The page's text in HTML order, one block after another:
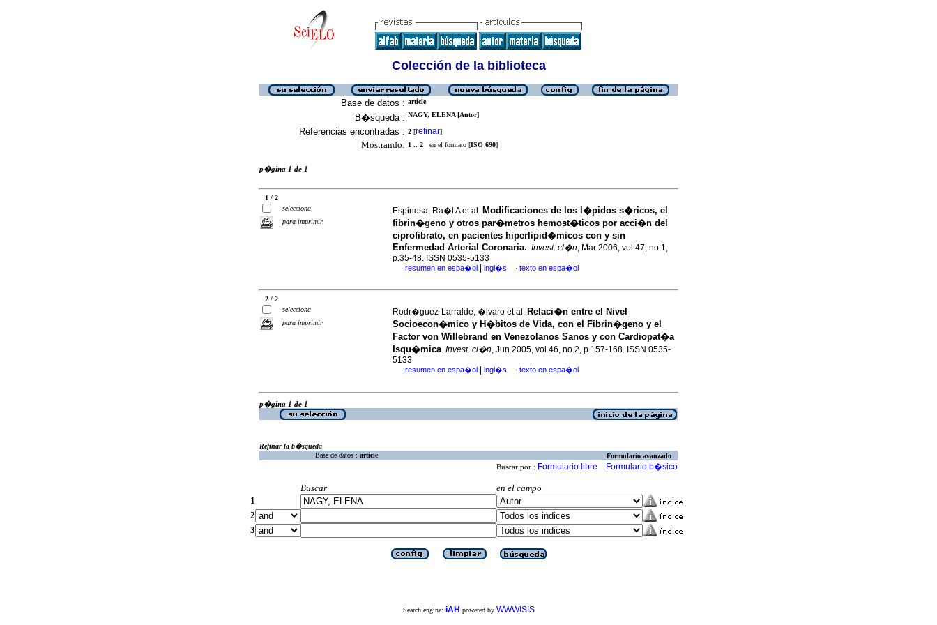
Colección de la biblioteca
Base de datos : article
B�squeda : NAGY, ELENA [Autor]
Referencias encontradas : 2 [refinar]
Mostrando: 1 .. 2 en el formato [ISO 690]
p�gina 1 de 1
1 / 2
selecciona
para imprimir
Espinosa, Ra�l A et al. Modificaciones de los l�pidos s�ricos, el
fibrin�geno y otros par�metros hemost�ticos por acci�n del
ciprofibrato, en pacientes hiperlipid�micos con y sin
Enfermedad Arterial Coronaria.. Invest. cl�n, Mar 2006, vol.47, no.1,
p.35-48. ISSN 0535-5133
· resumen en espa�ol ingl�s · texto en espa�ol
2 / 2
selecciona
para imprimir
Rodr�guez-Larralde, �lvaro et al. Relaci�n entre el Nivel
Socioecon�mico y H�bitos de Vida, con el Fibrin�geno y el
Factor von Willebrand en Venezolanos Sanos y con Cardiopat�a
Isqu�mica. Invest. cl�n, Jun 2005, vol.46, no.2, p.157-168. ISSN 0535-
5133
· resumen en espa�ol ingl�s · texto en espa�ol
p�gina 1 de 1
Refinar la b�squeda
Base de datos : article Formulario avanzado
Buscar por : Formulario libre Formulario b�sico
Buscar
en el campo
1
2
3
Search engine: iAH powered by WWWISIS